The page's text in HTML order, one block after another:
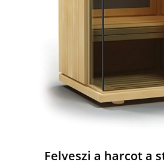
Felveszi a harcot a